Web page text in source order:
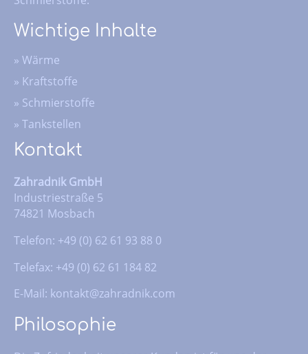
Wichtige Inhalte
» Wärme
» Kraftstoffe
» Schmierstoffe
» Tankstellen
Kontakt
Zahradnik GmbH
Industriestraße 5
74821 Mosbach
Telefon: +49 (0) 62 61 93 88 0
Telefax: +49 (0) 62 61 184 82
E-Mail: kontakt@zahradnik.com
Philosophie